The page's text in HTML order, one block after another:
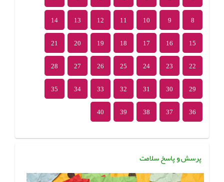
8
9
10
11
12
13
14
15
16
17
18
19
20
21
22
23
24
25
26
27
28
29
30
31
32
33
34
35
36
37
38
39
40
پرسش و پاسخ سلامت